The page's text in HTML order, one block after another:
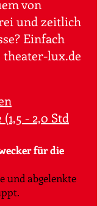
von
und zeitlich
Einfach
lux.de
- 2,0 Std
für die
und abgelenkte